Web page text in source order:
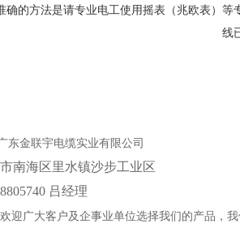
确的方法是请专业电工使用摇表（兆欧表）
线
东金联宇电缆实业有限公司
南海区里水镇沙步工业区
吕经理
迎广大客户及企事业单位选择我们的产品，